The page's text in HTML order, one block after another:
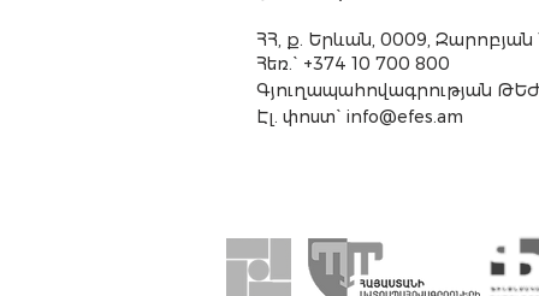
ՀՀ, ք. Երևան, 0009,
Հեռ.` +374 10 700 800
Գյուղապահովագրության
Էլ. փոստ` info@efes.am